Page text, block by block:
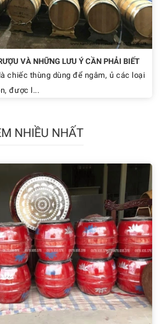
VÀ NHỮNG LƯU Ý CẦN PHẢI BIẾT
chiếc thùng dùng để ngâm, ủ các loại
được l...
NHIỀU NHẤT